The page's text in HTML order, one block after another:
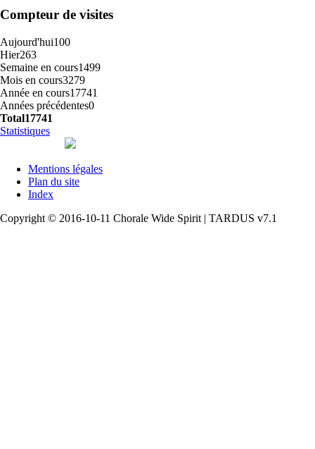
Compteur de visites
Aujourd'hui100
Hier263
Semaine en cours1499
Mois en cours3279
Année en cours17741
Années précédentes0
Total17741
Statistiques
Mentions légales
Plan du site
Index
Copyright © 2016-10-11 Chorale Wide Spirit | TARDUS v7.1